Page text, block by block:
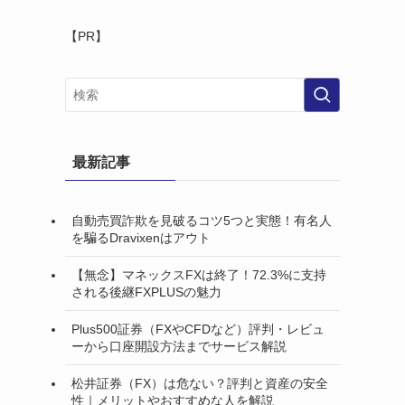
【PR】
最新記事
自動売買詐欺を見破るコツ5つと実態！有名人
を騙るDravixenはアウト
【無念】マネックスFXは終了！72.3%に支持
される後継FXPLUSの魅力
Plus500証券（FXやCFDなど）評判・レビュ
ーから口座開設方法までサービス解説
松井証券（FX）は危ない？評判と資産の安全
性｜メリットやおすすめな人を解説